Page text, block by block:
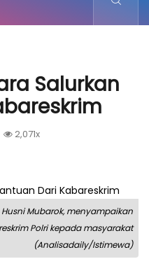
Salurkan
2,071x
Husni Mubarok, menyampaikan
Polri kepada masyarakat
(Analisadaily/Istimewa)